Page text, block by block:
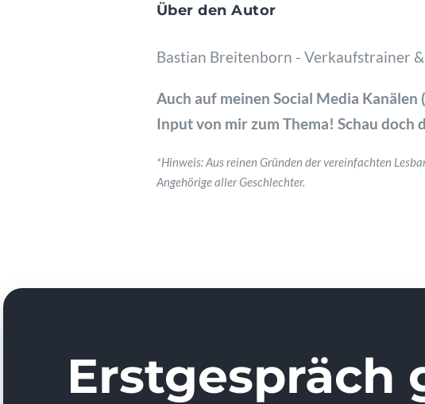
Über den Autor
Bastian Breitenborn - Verkaufstrainer
Auch auf meinen Social Media Kanälen (
Input von mir zum Thema! Schau doch
*Hinweis: Aus reinen Gründen der vereinfachten
Angehörige aller Geschlechter.
Erstgespräch